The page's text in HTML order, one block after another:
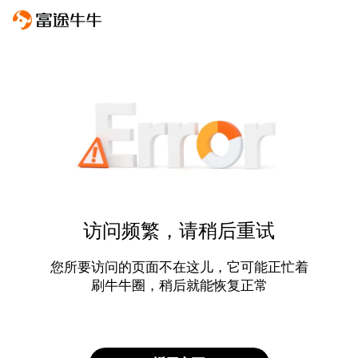
访问频繁，请稍后重试
您所要访问的页面不在这儿，它可能正忙着
刷牛牛圈，稍后就能恢复正常